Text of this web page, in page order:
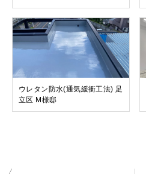
ウレタン防水(通気緩衝工法) 足
立区 M様邸